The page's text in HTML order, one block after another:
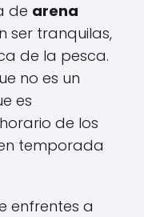
de arena
ser tranquilas,
de la pesca.
no es un
es
de los
temporada
enfrentes a